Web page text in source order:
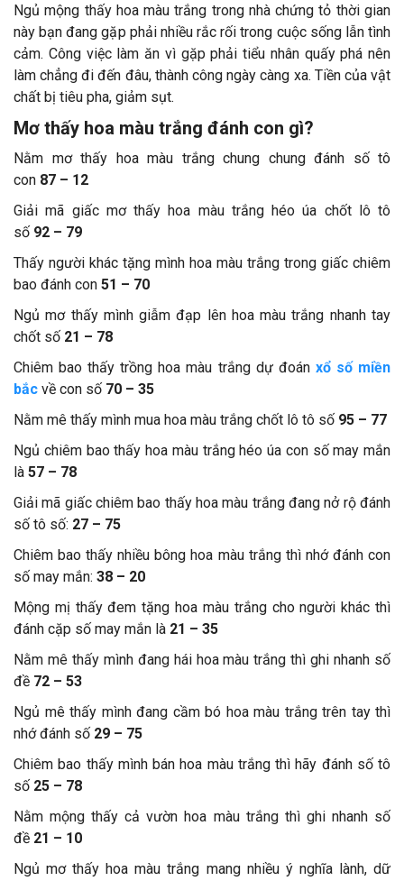
Ngủ mộng thấy hoa màu trắng trong nhà chứng tỏ thời gian
này bạn đang gặp phải nhiều rắc rối trong cuộc sống lẫn tình
cảm. Công việc làm ăn vì gặp phải tiểu nhân quấy phá nên
làm chẳng đi đến đâu, thành công ngày càng xa. Tiền của vật
chất bị tiêu pha, giảm sụt.
Mơ thấy hoa màu trắng đánh con gì?
Nằm mơ thấy hoa màu trắng chung chung đánh số tô
con 87 – 12
Giải mã giấc mơ thấy hoa màu trắng héo úa chốt lô tô
số 92 – 79
Thấy người khác tặng mình hoa màu trắng trong giấc chiêm
bao đánh con 51 – 70
Ngủ mơ thấy mình giẫm đạp lên hoa màu trắng nhanh tay
chốt số 21 – 78
Chiêm bao thấy trồng hoa màu trắng dự đoán xổ số miền
bắc về con số 70 – 35
Nằm mê thấy mình mua hoa màu trắng chốt lô tô số 95 – 77
Ngủ chiêm bao thấy hoa màu trắng héo úa con số may mắn
là 57 – 78
Giải mã giấc chiêm bao thấy hoa màu trắng đang nở rộ đánh
số tô số: 27 – 75
Chiêm bao thấy nhiều bông hoa màu trắng thì nhớ đánh con
số may mắn: 38 – 20
Mộng mị thấy đem tặng hoa màu trắng cho người khác thì
đánh cặp số may mắn là 21 – 35
Nằm mê thấy mình đang hái hoa màu trắng thì ghi nhanh số
đề 72 – 53
Ngủ mê thấy mình đang cầm bó hoa màu trắng trên tay thì
nhớ đánh số 29 – 75
Chiêm bao thấy mình bán hoa màu trắng thì hãy đánh số tô
số 25 – 78
Nằm mộng thấy cả vườn hoa màu trắng thì ghi nhanh số
đề 21 – 10
Ngủ mơ thấy hoa màu trắng mang nhiều ý nghĩa lành, dữ